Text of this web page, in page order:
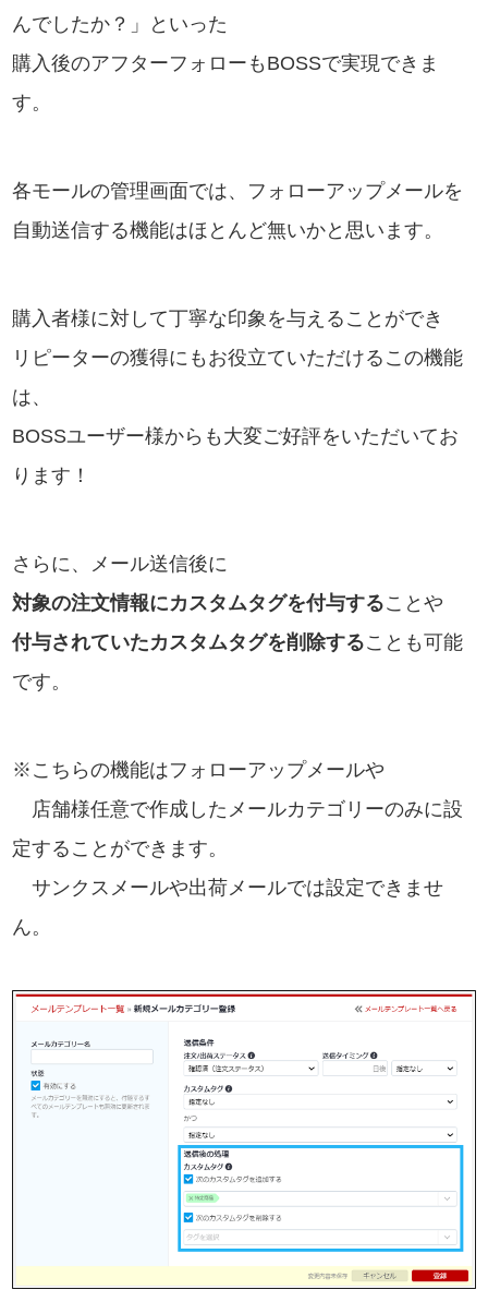
んでしたか？」といった
購入後のアフターフォローもBOSSで実現できま
す。
各モールの管理画面では、フォローアップメールを
自動送信する機能はほとんど無いかと思います。
購入者様に対して丁寧な印象を与えることができ
リピーターの獲得にもお役立ていただけるこの機能
は、
BOSSユーザー様からも大変ご好評をいただいてお
ります！
さらに、メール送信後に
対象の注文情報にカスタムタグを付与することや
付与されていたカスタムタグを削除することも可能
です。
※こちらの機能はフォローアップメールや
店舗様任意で作成したメールカテゴリーのみに設
定することができます。
サンクスメールや出荷メールでは設定できませ
ん。